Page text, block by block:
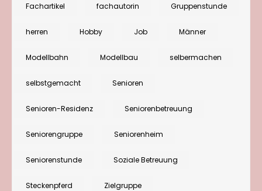
Fachartikel fachautorin Gruppenstunde
herren Hobby Job Männer
Modellbahn Modellbau selbermachen
selbstgemacht Senioren
Senioren-Residenz Seniorenbetreuung
Seniorengruppe Seniorenheim
Seniorenstunde Soziale Betreuung
Steckenpferd Zielgruppe